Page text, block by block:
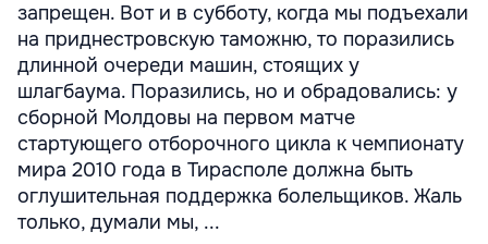
запрещен. Вот и в субботу, когда мы подъехали
на приднестровскую таможню, то поразились
длинной очереди машин, стоящих у
шлагбаума. Поразились, но и обрадовались: у
сборной Молдовы на первом матче
стартующего отборочного цикла к чемпионату
мира 2010 года в Тирасполе должна быть
оглушительная поддержка болельщиков. Жаль
только, думали мы, ...